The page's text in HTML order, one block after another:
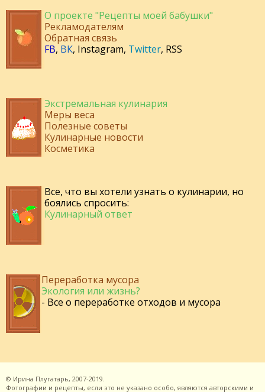
О проекте "Рецепты моей бабушки"
Рекламодателям
Обратная связь
FB, ВК, Instagram, Twitter, RSS
Экстремальная кулинария
Меры веса
Полезные советы
Кулинарные новости
Косметика
Все, что вы хотели узнать о кулинарии, но
боялись спросить:
Кулинарный ответ
Переработка мусора
Экология или жизнь?
- Все о переработке отходов и мусора
© Ирина Плугатарь, 2007-2019.
Фотографии и рецепты, если это не указано особо, являются авторскими и